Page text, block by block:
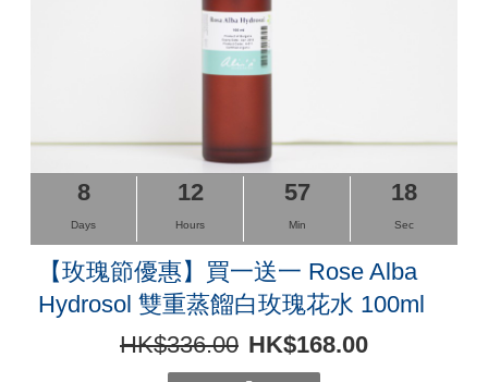
8
Days
12
Hours
57
Min
17
Sec
【玫瑰節優惠】買一送一 Rose Alba
Hydrosol 雙重蒸餾白玫瑰花水 100ml
HK$336.00 HK$168.00